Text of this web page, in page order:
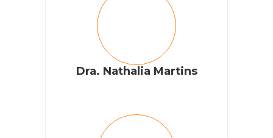
Dra. Nathalia Martins